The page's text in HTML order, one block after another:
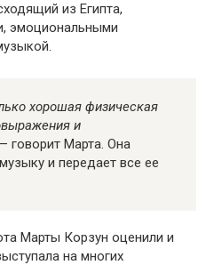
из Египта,
эмоциональными
хорошая физическая
и
говорит Марта. Она
и передает все ее
Марты Корзун оценили и
на многих